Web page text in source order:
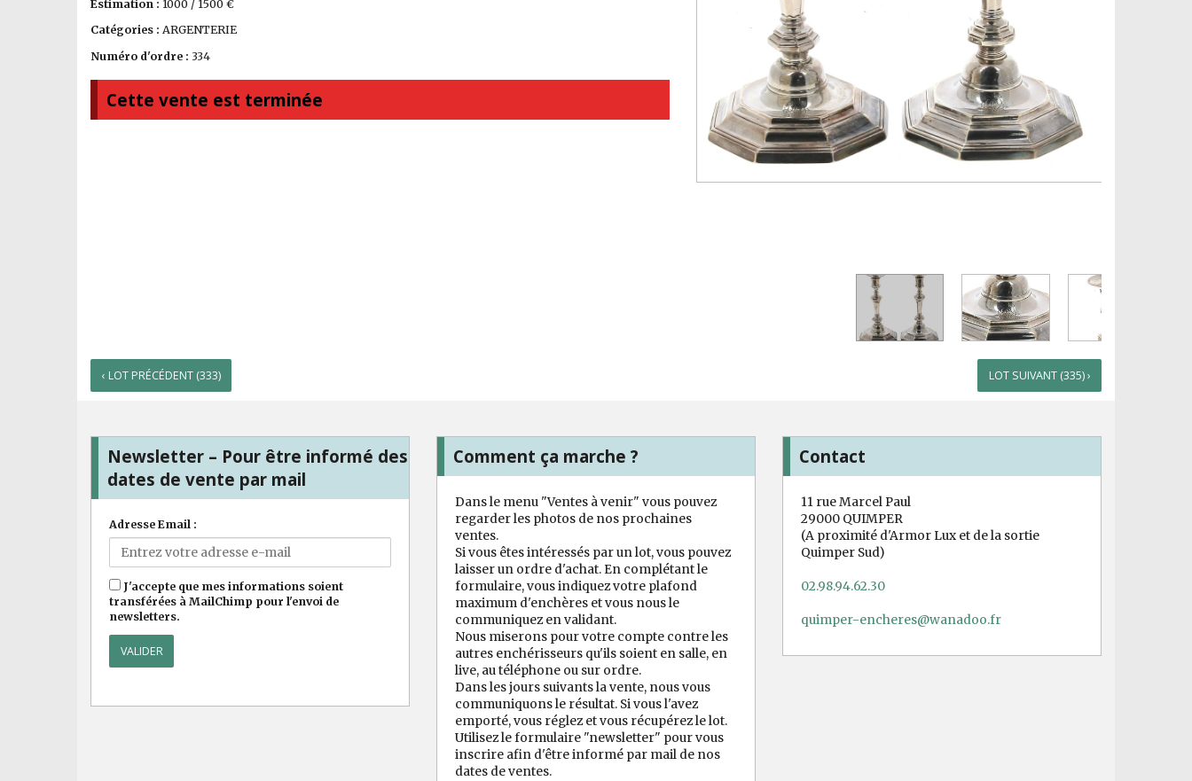
Estimation : 1000 / 1500 €
Catégories : ARGENTERIE
Numéro d'ordre : 334
Cette vente est terminée
‹ LOT PRÉCÉDENT (333) LOT SUIVANT (335) ›
Newsletter – Pour être informé des
dates de vente par mail
Adresse Email :
J'accepte que mes informations soient
transférées à MailChimp pour l'envoi de
newsletters.
Comment ça marche ?
Dans le menu "Ventes à venir" vous pouvez
regarder les photos de nos prochaines
ventes.
Si vous êtes intéressés par un lot, vous pouvez
laisser un ordre d'achat. En complétant le
formulaire, vous indiquez votre plafond
maximum d'enchères et vous nous le
communiquez en validant.
Nous miserons pour votre compte contre les
autres enchérisseurs qu'ils soient en salle, en
live, au téléphone ou sur ordre.
Dans les jours suivants la vente, nous vous
communiquons le résultat. Si vous l'avez
emporté, vous réglez et vous récupérez le lot.
Utilisez le formulaire "newsletter" pour vous
inscrire afin d'être informé par mail de nos
dates de ventes.
Contact
11 rue Marcel Paul
29000 QUIMPER
(A proximité d'Armor Lux et de la sortie
Quimper Sud)
02.98.94.62.30
quimper-encheres@wanadoo.fr